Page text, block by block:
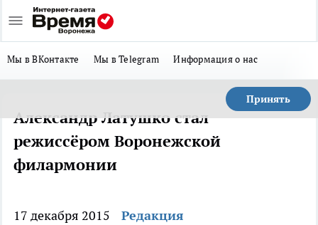
Мы в ВКонтакте Мы в Telegram Информация о нас
Принять
Александр Латушко стал
режиссёром Воронежской
филармонии
17 декабря 2015 Редакция